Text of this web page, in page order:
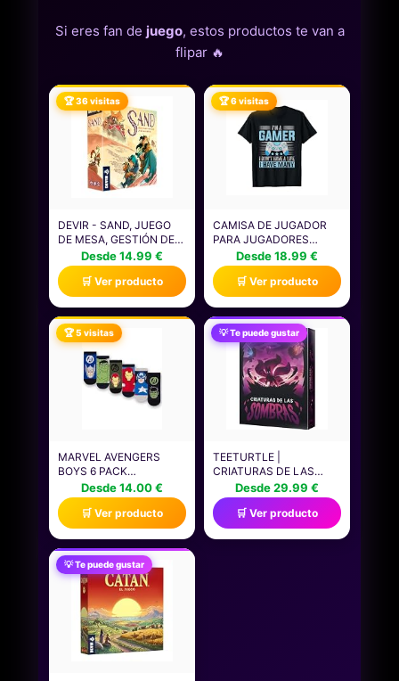
Si eres fan de juego, estos productos te van a
flipar 🔥
🏆 36 visitas
DEVIR - SAND, JUEGO
DE MESA, GESTIÓN DE
RECURSOS,
ESTRATEGIA, CON
AMIGOS, EDAD +14
(BGSANDML)
Desde 14.99 €
🛒 Ver producto
🏆 6 visitas
CAMISA DE JUGADOR
PARA JUGADORES
NIÑOS HOMBRES
VIDEOJUEGOS JUEGOS
CAMISETA
Desde 18.99 €
🛒 Ver producto
🏆 5 visitas
MARVEL AVENGERS
BOYS 6 PACK
CALCETINES |
CALCETINES DE
PERSONAJES
ATLÉTICOS
MULTICOLORES DE
SUPERHÉROES PARA
NIÑOS | HULK CAPITÁN
AMÉRICA IRON MAN
THOR CALZADO
GRÁFICO | CÓMODO
JUEGO PARA NIÑOS
Desde 14.00 €
🛒 Ver producto
💡 Te puede gustar
TEETURTLE |
CRIATURAS DE LAS
SOMBRAS | JUEGO DE
MESA DE ESTRATEGIA
PARA ADULTOS Y
JÓVENES | A PARTIR DE
12 AÑOS | DE 2 A 4
Desde 29.99 €
🛒 Ver producto
💡 Te puede gustar